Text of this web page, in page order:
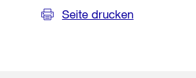
Seite drucken